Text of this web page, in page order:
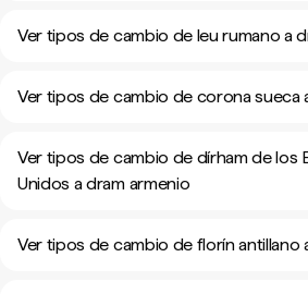
Ver tipos de cambio de leu rumano a
Ver tipos de cambio de corona sueca
Ver tipos de cambio de dírham de los
Unidos a dram armenio
Ver tipos de cambio de florín antillano